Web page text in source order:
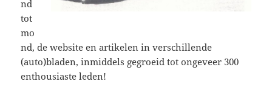
nd
tot
mo
nd, de website en artikelen in verschillende
(auto)bladen, inmiddels gegroeid tot ongeveer 300
enthousiaste leden!